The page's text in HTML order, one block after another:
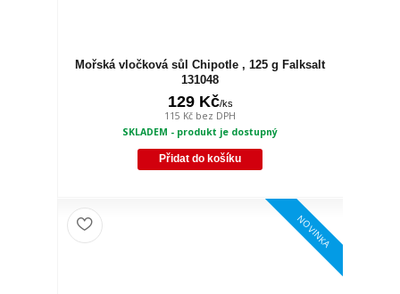
Mořská vločková sůl Chipotle , 125 g Falksalt
131048
129 Kč/ks
115 Kč bez DPH
SKLADEM - produkt je dostupný
Přidat do košíku
NOVINKA